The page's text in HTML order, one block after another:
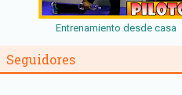
Entrenamiento desde casa
Seguidores